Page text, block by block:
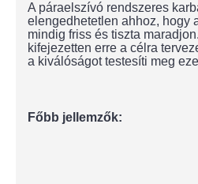
A páraelszívó rendszeres
elengedhetetlen ahhoz, hogy
mindig friss és tiszta
kifejezetten erre a célra
a kiválóságot testesíti meg
Főbb jellemzők: